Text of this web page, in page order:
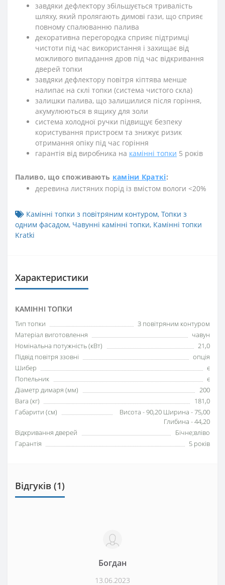
завдяки дефлектору збільшується тривалість
шляху, який пролягають димові гази, що сприяє
повному спалюванню палива
декоративна перегородка сприяє підтримці
чистоти під час використання і захищає від
можливого випадання дров під час відкривання
дверей топки
завдяки дефлектору повітря кіптява менше
налипає на склі топки (система чистого скла)
залишки палива, що залишилися після горіння,
акумулюються в ящику для золи
система холодної ручки підвищує безпеку
користування пристроєм та знижує ризик
отримання опіку під час горіння
гарантія від виробника на камінні топки 5 років
Паливо, що споживають каміни Краткі:
деревина листяних порід із вмістом вологи <20%
Камінні топки з повітряним контуром, Топки з
одним фасадом, Чавунні камінні топки, Камінні топки
Kratki
Характеристики
КАМІННІ ТОПКИ
Тип топки
З повітряним контуром
Матеріал виготовлення
чавун
Номінальна потужність (кВт)
21,0
Підвід повітря ззовні
опція
Шибер
є
Попельник
є
Діаметр димаря (мм)
200
Вага (кг)
181,0
Габарити (см)
Висота - 90,20 Ширина - 75,00
Глибина - 44,20
Відкривання дверей
Бічне;вліво
Гарантія
5 років
Відгуків (1)
Богдан
13.06.2023